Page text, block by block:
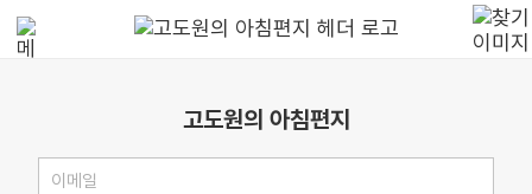
고도원의 아침편지